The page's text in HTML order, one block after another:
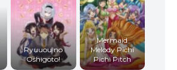
Ryuuou no
Oshigoto!
Mermaid
Melody Pichi
Pichi Pitch